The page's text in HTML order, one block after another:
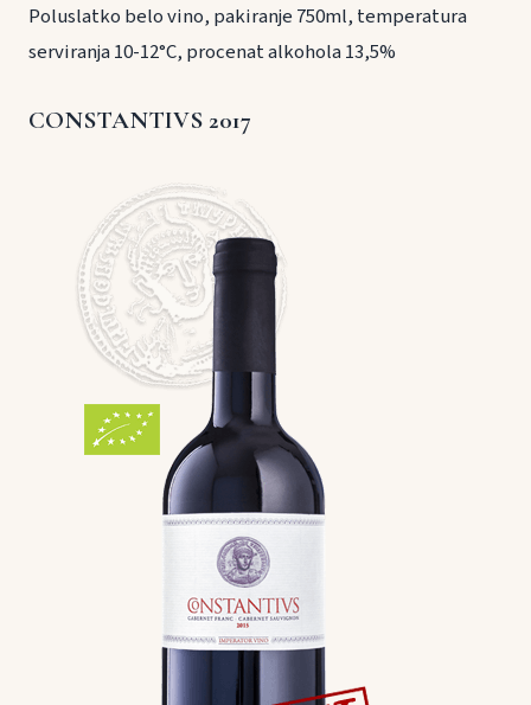
Poluslatko belo vino, pakiranje 750ml, temperatura
serviranja 10-12°C, procenat alkohola 13,5%
CONSTANTIVS 2017